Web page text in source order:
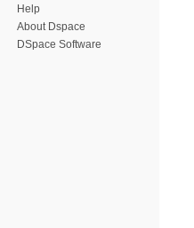
Help
About Dspace
DSpace Software